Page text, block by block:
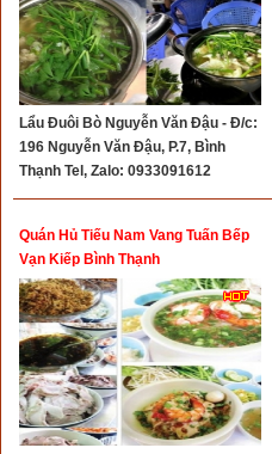
Lẩu Đuôi Bò Nguyễn Văn Đậu - Đ/c:
196 Nguyễn Văn Đậu, P.7, Bình
Thạnh Tel, Zalo: 0933091612
Quán Hủ Tiếu Nam Vang Tuấn Bếp
Vạn Kiếp Bình Thạnh